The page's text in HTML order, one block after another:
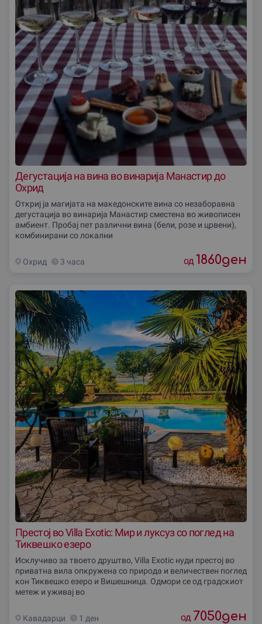
Дегустација на вина во винариjа Манастир до
Охрид
Откриј ја магијата на македонските вина со незаборавна
дегустација во винариjа Манастир сместена во живописен
амбиент. Пробај пет различни вина (бели, розе и црвени),
комбинирани со локални
Охрид 3 часа од 1860ден
Престој во Villa Exotic: Мир и луксуз со поглед на
Тиквешко езеро
Исклучиво за твоето друштво, Villa Exotic нуди престој во
приватна вила опкружена со природа и величествен поглед
кон Тиквешко езеро и Вишешница. Одмори се од градскиот
метеж и уживај во
Кавадарци 1 ден од 7050ден